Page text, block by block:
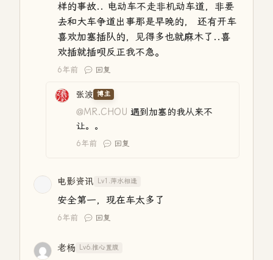
样的事故.. 电动车不走非机动车道，非要
去和大车争道出事那是早晚的， 还有开车
喜欢加塞插队的，见得多也就麻木了..喜
欢插就插呗反正我不急。
6年前 回复
张波 博主
@MR.CHOU 遇到加塞的我从来不
让。。
6年前 回复
电影资讯 Lv1.萍水相逢
安全第一，现在车太多了
6年前 回复
老杨 Lv6.推心置腹